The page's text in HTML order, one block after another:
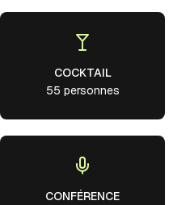
COCKTAIL
55 personnes
CONFÉRENCE